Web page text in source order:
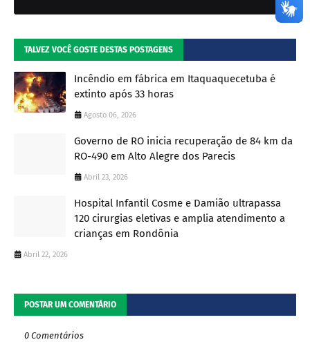
TALVEZ VOCÊ GOSTE DESTAS POSTAGENS
Incêndio em fábrica em Itaquaquecetuba é
extinto após 33 horas
Agosto 06, 2026
Governo de RO inicia recuperação de 84 km da
RO-490 em Alto Alegre dos Parecis
Abril 23, 2026
Hospital Infantil Cosme e Damião ultrapassa
120 cirurgias eletivas e amplia atendimento a
crianças em Rondônia
Abril 22, 2026
POSTAR UM COMENTÁRIO
0 Comentários